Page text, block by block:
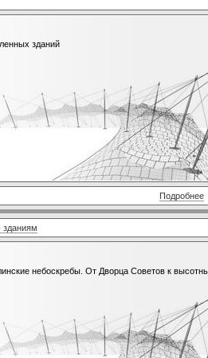
зданий
Подробнее
небоскребы. От Дворца Советов к